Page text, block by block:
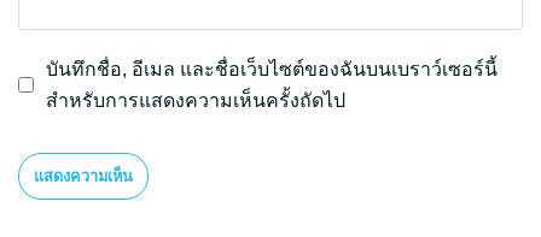
บันทึกชื่อ, อีเมล และชื่อเว็บไซต์ของฉันบนเบราว์เซอร์นี้
สำหรับการแสดงความเห็นครั้งถัดไป